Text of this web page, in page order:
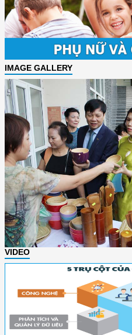
IMAGE GALLERY
VIDEO